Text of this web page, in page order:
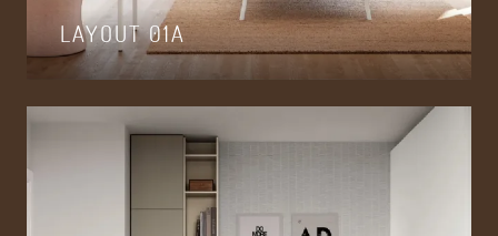
LAYOUT 01A